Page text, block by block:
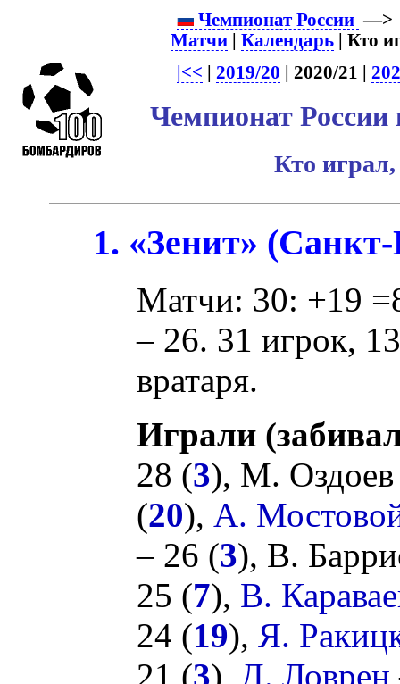
Чемпионат России
Матчи
Календарь | Кто
|<<
2019/20 | 2020/21 |
Чемпионат России
Кто
1. «Зенит»
Матчи: 30: +19
– 26. 31 игрок,
вратаря.
Играли
28 (3), М. Оздоев
(20), А.
– 26 (3), В.
25 (7), В.
24 (19), Я.
21 (3), Д. Ловрен